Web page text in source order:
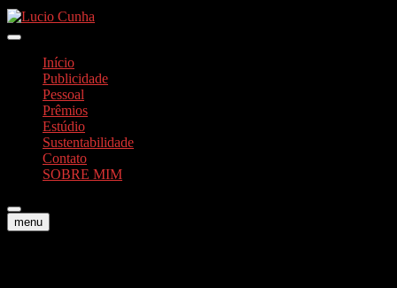
Skip
to
Lucio Cunha
Foto e Vídeos
Início
Publicidade
Pessoal
Prêmios
Estúdio
Sustentabilidade
Contato
SOBRE MIM
menu